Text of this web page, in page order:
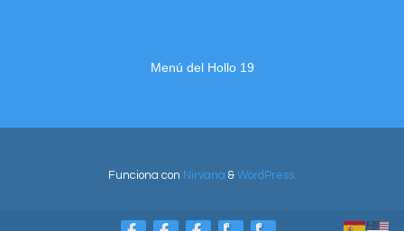
Menú del Hollo 19
Funciona con Nirvana & WordPress.